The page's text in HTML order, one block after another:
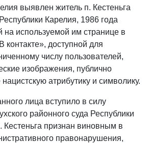
выявлен житель п. Кестеньга
Карелия, 1986 года
на используемой им странице в
контакте», доступной для
числу пользователей,
изображения, публично
атрибутику и символику.
лица вступило в силу
районного суда Республики
Кестеньга признан виновным в
правонарушения,